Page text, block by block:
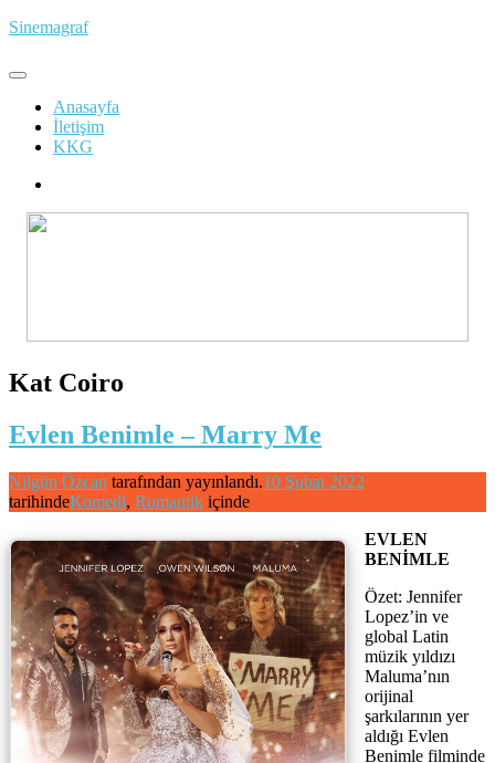
İçeriğe
Sinemagraf
Anasayfa
İletişim
KKG
Kat Coiro
Evlen Benimle – Marry Me
Nilgün Özcan tarafından yayınlandı.10 Şubat 2022
tarihindeKomedi, Romantik içinde
EVLEN
BENİMLE
Özet: Jennifer
Lopez’in ve
global Latin
müzik yıldızı
Maluma’nın
orijinal
şarkılarının yer
aldığı Evlen
Benimle filminde